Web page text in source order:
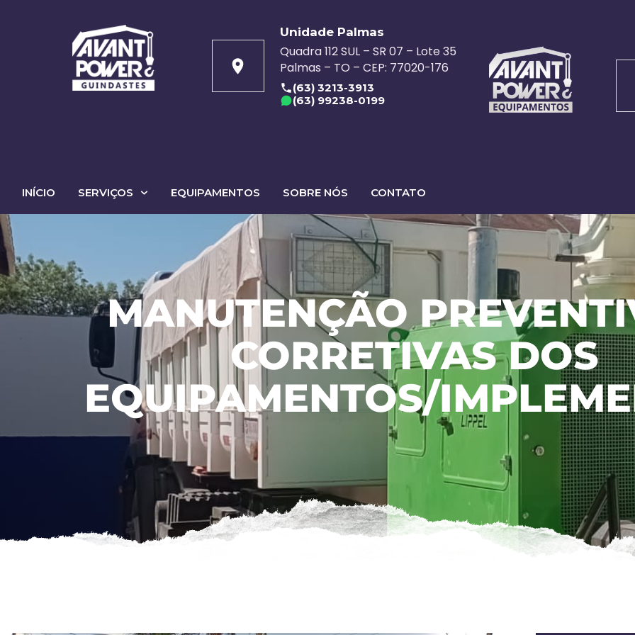
Unidade Palmas
Quadra 112 SUL – SR 07 – Lote 35
Palmas – TO – CEP: 77020-176
(63) 3213-3913
(63) 99238-0199
INÍCIO SERVIÇOS EQUIPAMENTOS SOBRE NÓS CONTATO
MANUTENÇÃO
CORRETIVAS DOS
EQUIPAMENTOS/